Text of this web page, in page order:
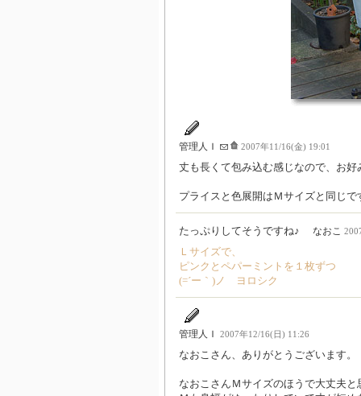
管理人Ｉ 2007年11/16(金) 19:01
丈も長くて包み込む感じなので、お好
プライスと色展開はＭサイズと同じで
たっぷりしてそうですね♪ なおこ
Ｌサイズで、
ピンクとペパーミントを１枚ずつ
(=´ー｀)ノ ヨロシク
管理人Ｉ 2007年12/16(日) 11:26
なおこさん、ありがとうございます。
なおこさんＭサイズのほうで大丈夫と